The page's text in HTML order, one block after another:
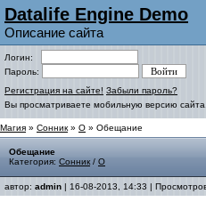
Datalife Engine Demo
Описание сайта
Логин:
Пароль:
Регистрация на сайте! Забыли пароль?
Вы просматриваете мобильную версию сайта.
Магия » Сонник » О » Обещание
Обещание
Категория: Сонник / О
автор: admin | 16-08-2013, 14:33 |